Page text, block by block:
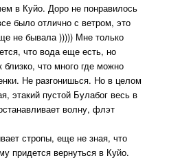
в Куйо. Доро не понравилось
было отлично с ветром, это
не бывала ))))) Мне только
что вода еще есть, но
что много где можно
Не разгонишься. Но в целом
этакий пустой Булабог весь в
волну, флэт
стропы, еще не зная, что
придется вернуться в Куйо.